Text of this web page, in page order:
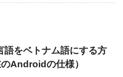
をベトナム語にする方
Androidの仕様）